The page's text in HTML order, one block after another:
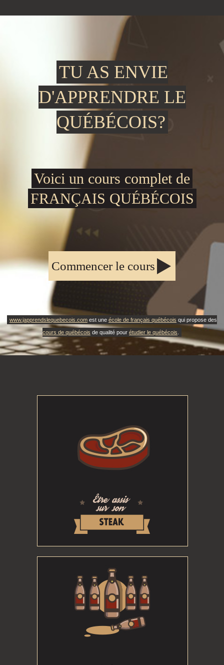
TU AS ENVIE
D'APPRENDRE LE
QUÉBÉCOIS?
Voici un cours complet de
FRANÇAIS QUÉBÉCOIS
Commencer le cours
www.japprendslequebecois.com est une école de français québécois qui propose des
cours de québécois de qualité pour étudier le québécois